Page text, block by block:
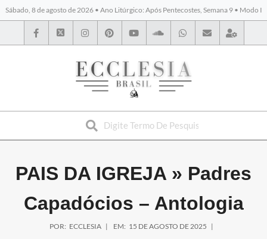
Sábado, 8 de agosto de 2026 • Ano Litúrgico: Após Pentecostes, Semana 9 • Modo I
BYBLOS
PAIS DA IGREJA » Padres
Capadócios – Antologia
POR: ECCLESIA EM: 15 DE AGOSTO DE 2025